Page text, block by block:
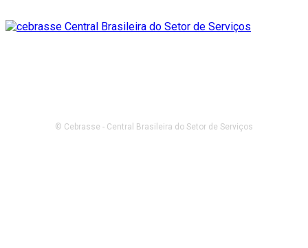
© Cebrasse - Central Brasileira do Setor de Serviços